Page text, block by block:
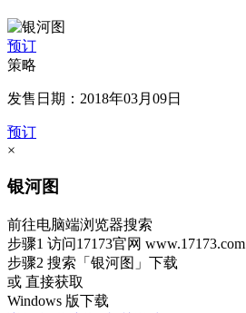
预订
策略
发售日期：2018年03月09日
预订
×
银河图
前往电脑端浏览器搜索
步骤1 访问17173官网 www.17173.com
步骤2 搜索 「银河图」 下载
或 直接获取
Windows 版下载